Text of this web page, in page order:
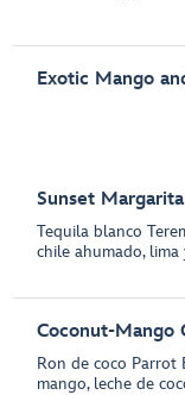
Exotic Mango
Sunset Margarita
Tequila blanco
chile ahumado, lima
Coconut-Mango
Ron de coco Parrot
mango, leche de